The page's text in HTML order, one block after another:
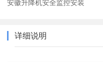
安徽升降机安全监控安装
详细说明